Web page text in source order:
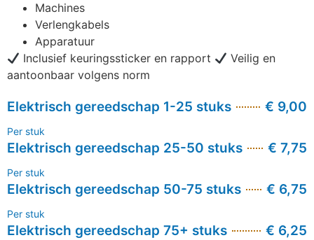
Machines
Verlengkabels
Apparatuur
Inclusief keuringssticker en rapport
Veilig en
aantoonbaar volgens norm
Elektrisch gereedschap 1-25 stuks € 9,00
Per stuk
Elektrisch gereedschap 25-50 stuks € 7,75
Per stuk
Elektrisch gereedschap 50-75 stuks € 6,75
Per stuk
Elektrisch gereedschap 75+ stuks € 6,25